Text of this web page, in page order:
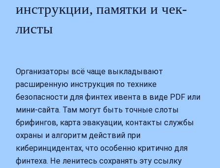
инструкции, памятки и чек-
листы
Организаторы всё чаще выкладывают
расширенную инструкция по технике
безопасности для финтех ивента в виде PDF или
мини‑сайта. Там могут быть точные слоты
брифингов, карта эвакуации, контакты службы
охраны и алгоритм действий при
киберинцидентах, что особенно критично для
финтеха. Не ленитесь сохранять эту ссылку